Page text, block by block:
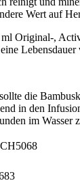
Wert auf
Original-,
die
in den
im Wasser